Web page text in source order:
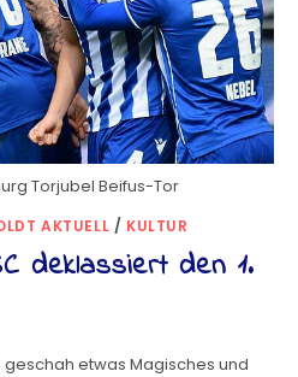
Torjubel Beifus-Tor
AKTUELL / KULTUR
deklassiert den 1.
geschah etwas Magisches und